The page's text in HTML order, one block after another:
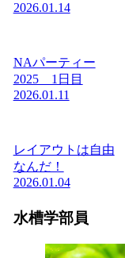
2026.01.14
NAパーティー
2025 1日目
2026.01.11
レイアウトは自由
なんだ！
2026.01.04
水槽学部員